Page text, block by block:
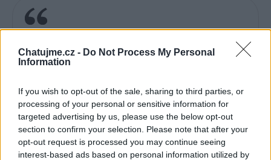
Chatujme.cz - Do Not Process My Personal
Information
If you wish to opt-out of the sale, sharing to third parties, or
processing of your personal or sensitive information for
targeted advertising by us, please use the below opt-out
section to confirm your selection. Please note that after your
opt-out request is processed you may continue seeing
interest-based ads based on personal information utilized by
Poslední 3 příspěvky na mé zdi
Smazaný (před 4 lety)